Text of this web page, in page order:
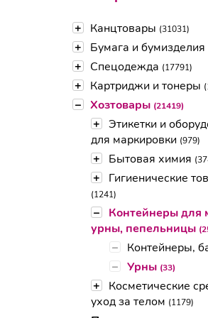
+ Канцтовары (31031)
+ Бумага и бумизделия
+ Спецодежда (17791)
+ Картриджи и тонеры
– Хозтовары (21419)
+ Этикетки и
для маркировки (979)
+ Бытовая химия
+ Гигиенические
(1241)
–
Контейнеры для
урны, пепельницы
– Контейнеры,
– Урны (33)
+
Косметические
уход за телом (1179)